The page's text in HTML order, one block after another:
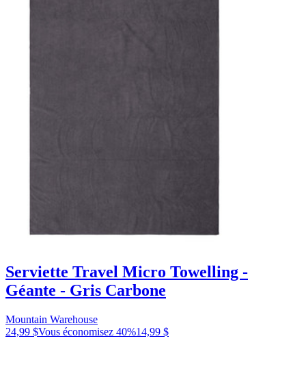
Serviette Travel Micro Towelling -
Géante - Gris Carbone
Mountain Warehouse
24,99 $Vous économisez 40%14,99 $